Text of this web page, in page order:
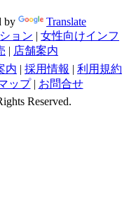
by
Translate
ョン | 女性向けインフ
| 店舗案内
内 | 採用情報 | 利用規約
ップ| お問合せ
Reserved.